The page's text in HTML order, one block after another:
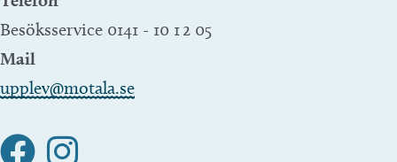
Besöksservice 0141 - 10 1 2 05
Mail
upplev@motala.se